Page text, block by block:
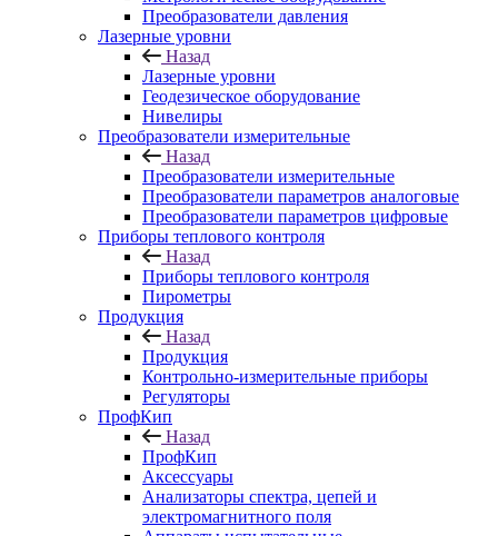
Преобразователи давления
Лазерные уровни
Назад
Лазерные уровни
Геодезическое оборудование
Нивелиры
Преобразователи измерительные
Назад
Преобразователи измерительные
Преобразователи параметров аналоговые
Преобразователи параметров цифровые
Приборы теплового контроля
Назад
Приборы теплового контроля
Пирометры
Продукция
Назад
Продукция
Контрольно-измерительные приборы
Регуляторы
ПрофКип
Назад
ПрофКип
Аксессуары
Анализаторы спектра, цепей и
электромагнитного поля